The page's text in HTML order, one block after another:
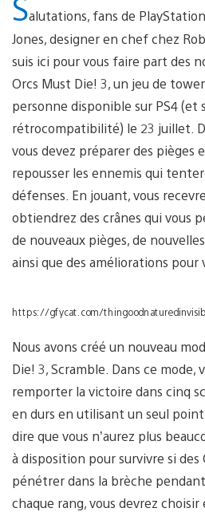
alutations, fans de PlayStation
Jones, designer en chef chez
suis ici pour vous faire part des
Orcs Must Die! 3, un jeu de
personne disponible sur PS4 (et
rétrocompatibilité) le 23 juillet.
vous devez préparer des pièges
repousser les ennemis qui
défenses. En jouant, vous
obtiendrez des crânes qui vous
de nouveaux pièges, de
ainsi que des améliorations pour
https://gfycat.com/
Nous avons créé un nouveau
Die! 3, Scramble. Dans ce
remporter la victoire dans cinq
en durs en utilisant un seul
dire que vous n’aurez plus
à disposition pour survivre si
pénétrer dans la brèche
chaque rang, vous devrez